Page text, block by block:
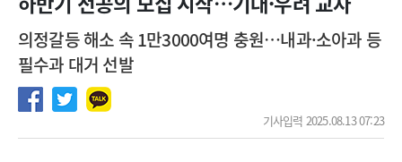
의정갈등 해소 속 1만3000여명 충원…내과·소아과 등
필수과 대거 선발
기사입력 2025.08.13 07:23